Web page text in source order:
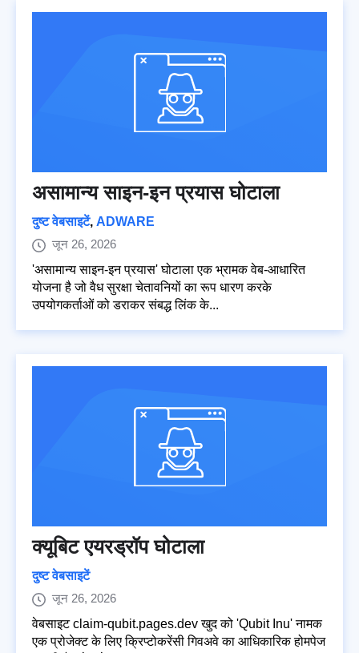
असामान्य साइन-इन प्रयास घोटाला
दुष्ट वेबसाइटें, ADWARE
जून 26, 2026
'असामान्य साइन-इन प्रयास' घोटाला एक भ्रामक वेब-आधारित
योजना है जो वैध सुरक्षा चेतावनियों का रूप धारण करके
उपयोगकर्ताओं को डराकर संबद्ध लिंक के...
क्यूबिट एयरड्रॉप घोटाला
दुष्ट वेबसाइटें
जून 26, 2026
वेबसाइट claim-qubit.pages.dev खुद को 'Qubit Inu' नामक
एक प्रोजेक्ट के लिए क्रिप्टोकरेंसी गिवअवे का आधिकारिक होमपेज